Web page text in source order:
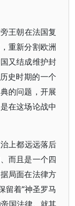
王朝在法国复
重新分割欧洲
又结成维护封
史时期的一个
的问题，开展
在这场论战中
上都远远落后
而且是一个四
局面在法律方
留着“神圣罗马